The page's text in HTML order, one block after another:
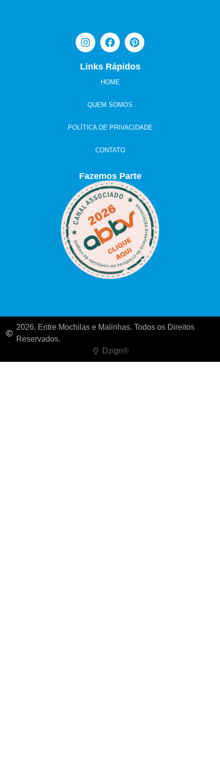
Links Rápidos
HOME
QUEM SOMOS
POLÍTICA DE PRIVACIDADE
CONTATO
Fazemos Parte
2026. Entre Mochilas e Malinhas. Todos os Direitos
Reservados.
Dzign®